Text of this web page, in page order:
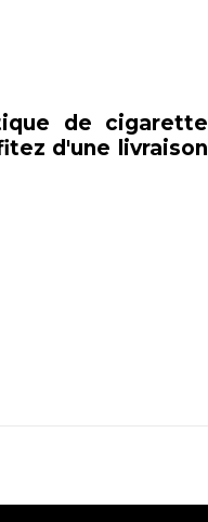
de cigarette
d'une livraison